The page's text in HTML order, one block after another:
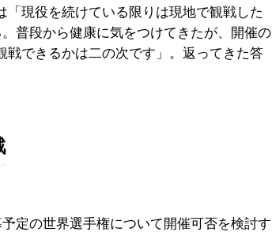
現役を続けている限りは現地で観戦した
普段から健康に気をつけてきたが、開催の
できるかは二の次です」。返ってきた答
定の世界選手権について開催可否を検討す